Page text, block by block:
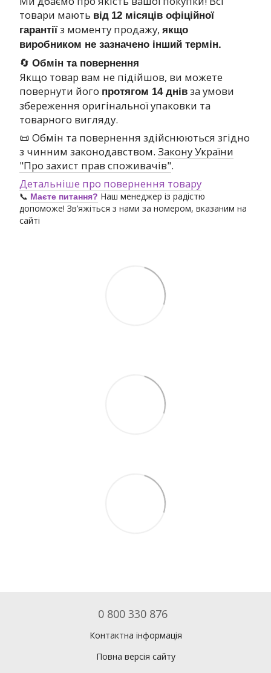
товари мають від 12 місяців офіційної
гарантії з моменту продажу, якщо
виробником не зазначено інший термін.
🔄 Обмін та повернення
Якщо товар вам не підійшов, ви можете
повернути його протягом 14 днів за умови
збереження оригінальної упаковки та
товарного вигляду.
📜 Обмін та повернення здійснюються згідно
з чинним законодавством. Закону України
"Про захист прав споживачів".
Детальніше про повернення товару
📞 Маєте питання? Наш менеджер із радістю
допоможе! Зв’яжіться з нами за номером, вказаним на
сайті
0 800 330 876
Контактна інформація
Повна версія сайту